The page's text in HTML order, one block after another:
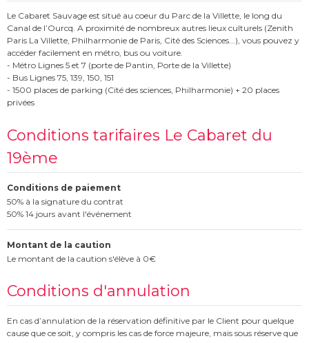
Le Cabaret Sauvage est situé au coeur du Parc de la Villette, le long du
Canal de l’Ourcq. A proximité de nombreux autres lieux culturels (Zenith
Paris La Villette, Philharmonie de Paris, Cité des Sciences...), vous pouvez y
accéder facilement en métro, bus ou voiture.
- Métro Lignes 5 et 7 (porte de Pantin, Porte de la Villette)
- Bus Lignes 75, 139, 150, 151
- 1500 places de parking (Cité des sciences, Philharmonie) + 20 places
privées
Conditions tarifaires Le Cabaret du
19ème
Conditions de paiement
50% à la signature du contrat
50% 14 jours avant l'événement
Montant de la caution
Le montant de la caution s'élève à 0€
Conditions d'annulation
En cas d’annulation de la réservation définitive par le Client pour quelque
cause que ce soit, y compris les cas de force majeure, mais sous réserve que